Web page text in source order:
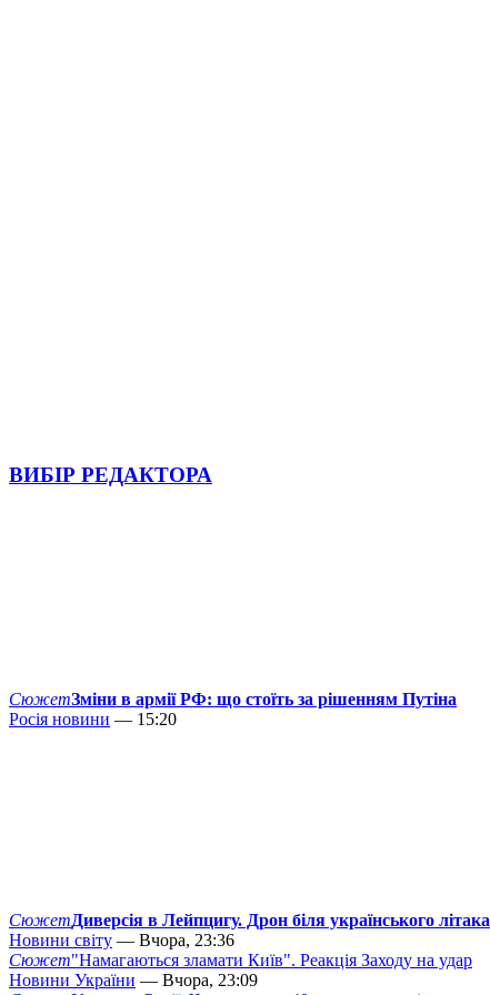
ВИБІР РЕДАКТОРА
СюжетЗміни в армії РФ: що стоїть за рішенням Путіна
Росія новини — 15:20
СюжетДиверсія в Лейпцигу. Дрон біля українського літака
Новини світу — Вчора, 23:36
Сюжет"Намагаються зламати Київ". Реакція Заходу на удар
Новини України — Вчора, 23:09